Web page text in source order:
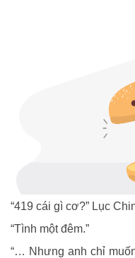
“419 cái gì cơ?” Lục
“Tình một đêm.”
“… Nhưng anh chỉ